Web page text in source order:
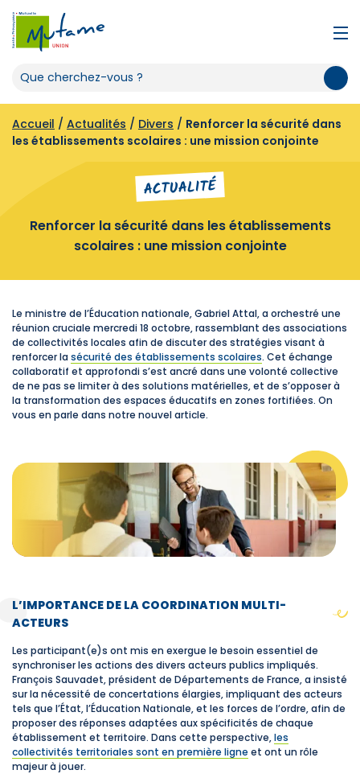
Accueil / Actualités / Divers / Renforcer la sécurité dans
les établissements scolaires : une mission conjointe
ACTUALITÉ
Renforcer la sécurité dans les établissements
scolaires : une mission conjointe
Le ministre de l’Éducation nationale, Gabriel Attal, a orchestré une
réunion cruciale mercredi 18 octobre, rassemblant des associations
de collectivités locales afin de discuter des stratégies visant à
renforcer la sécurité des établissements scolaires. Cet échange
collaboratif et approfondi s’est ancré dans une volonté collective
de ne pas se limiter à des solutions matérielles, et de s’opposer à
la transformation des espaces éducatifs en zones fortifiées. On
vous en parle dans notre nouvel article.
L’IMPORTANCE DE LA COORDINATION MULTI-
ACTEURS
Les participant(e)s ont mis en exergue le besoin essentiel de
synchroniser les actions des divers acteurs publics impliqués.
François Sauvadet, président de Départements de France, a insisté
sur la nécessité de concertations élargies, impliquant des acteurs
tels que l’État, l’Éducation Nationale, et les forces de l’ordre, afin de
proposer des réponses adaptées aux spécificités de chaque
établissement et territoire. Dans cette perspective,les
collectivités territoriales sont en première ligne et ont un rôle
majeur à jouer.